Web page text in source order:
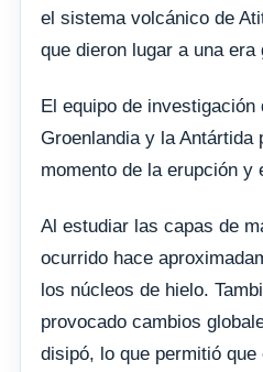
el sistema volcánico de
que dieron lugar a una
El equipo de
Groenlandia y la
momento de la erupción y
Al estudiar las capas de
ocurrido hace
los núcleos de hielo.
provocado cambios
disipó, lo que permitió